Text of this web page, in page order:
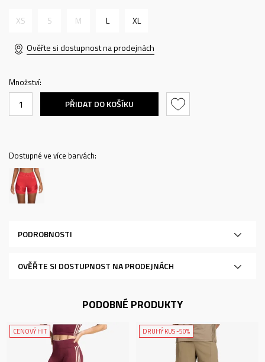
XS S M L XL
Ověřte si dostupnost na prodejnách
Množství:
PŘIDAT DO KOŠÍKU
Dostupné ve více barvách:
PODROBNOSTI
OVĚŘTE SI DOSTUPNOST NA PRODEJNÁCH
PODOBNÉ PRODUKTY
CENOVÝ HIT DRUHÝ KUS -50%